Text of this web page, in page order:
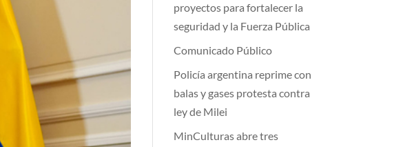
proyectos para fortalecer la
seguridad y la Fuerza Pública
Comunicado Público
Policía argentina reprime con
balas y gases protesta contra
ley de Milei
MinCulturas abre tres